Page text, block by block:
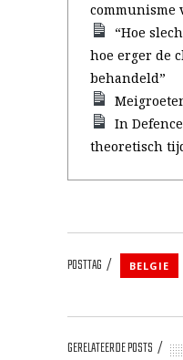
communisme
“Hoe
hoe erger de
behandeld”
In
theoretisch
POSTTAG BELGIE
GERELATEERDE POSTS